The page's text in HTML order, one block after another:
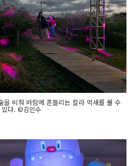
을 비춰 바람에 흔들리는 칼라 억새를 볼 수
있다. ©김인수